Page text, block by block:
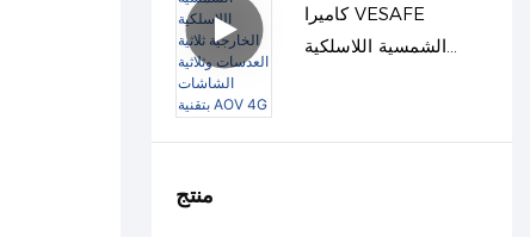
كاميرا VESAFE
الشمسية اللاسلكية
AOV 4G
منتج